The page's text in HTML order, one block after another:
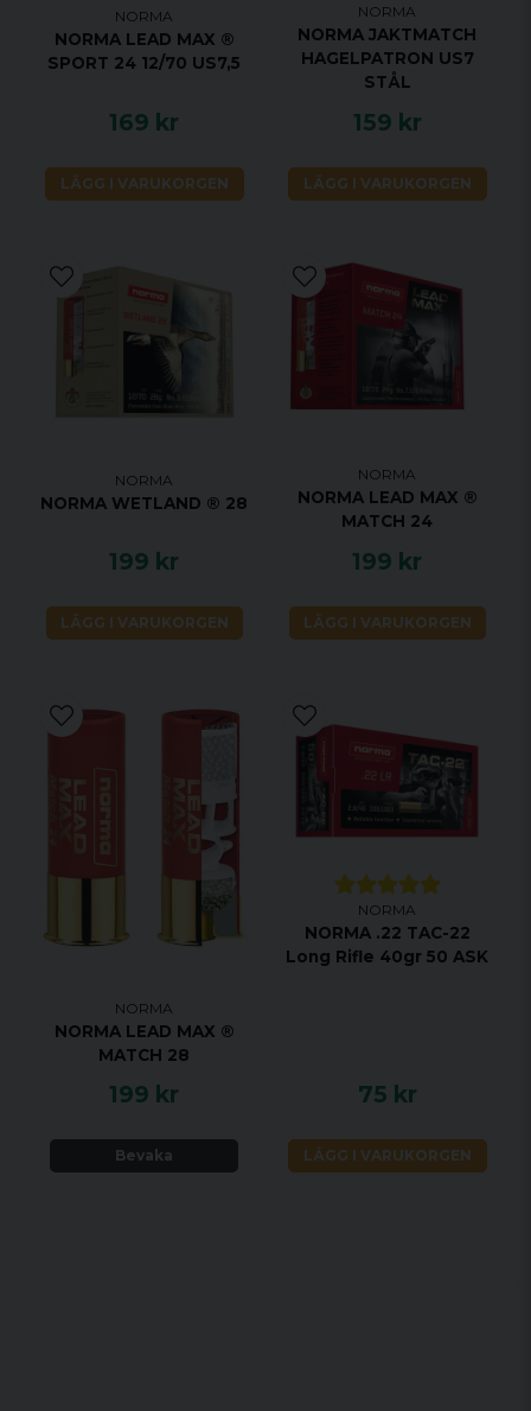
NORMA
NORMA LEAD MAX ®
SPORT 24 12/70 US7,5
169 kr
LÄGG I VARUKORGEN
NORMA
NORMA JAKTMATCH
HAGELPATRON US7
STÅL
159 kr
LÄGG I VARUKORGEN
NORMA
NORMA WETLAND ® 28
199 kr
LÄGG I VARUKORGEN
NORMA
NORMA LEAD MAX ®
MATCH 24
199 kr
LÄGG I VARUKORGEN
NORMA
NORMA LEAD MAX ®
MATCH 28
199 kr
Bevaka
NORMA
NORMA .22 TAC-22
Long Rifle 40gr 50 ASK
75 kr
LÄGG I VARUKORGEN